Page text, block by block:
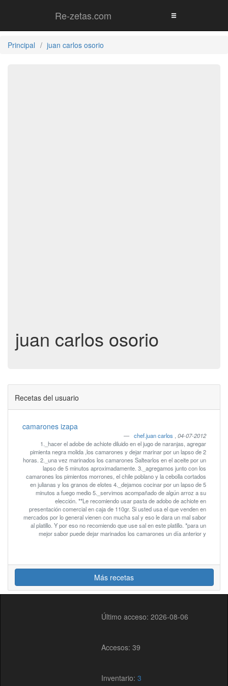
Re-zetas.com
Principal juan carlos osorio
juan carlos osorio
Recetas del usuario
camarones izapa
chef.juan carlos
04-07-2012
1._hacer el adobe de achiote diluido en el jugo de naranjas, agregar
pimienta negra molida ,los camarones y dejar marinar por un lapso de 2
horas. 2._una vez marinados los camarones Saltearlos en el aceite por un
lapso de 5 minutos aproximadamente. 3._agregamos junto con los
camarones los pimientos morrones, el chile poblano y la cebolla cortados
en julianas y los granos de elotes 4._dejamos cocinar por un lapso de 5
minutos a fuego medio 5._servimos acompañado de algún arroz a su
elección. **Le recomiendo usar pasta de adobo de achiote en
presentación comercial en caja de 110gr. Si usted usa el que venden en
mercados por lo general vienen con mucha sal y eso le dara un mal sabor
al platillo. Y por eso no recomiendo que use sal en este platillo. *para un
mejor sabor puede dejar marinados los camarones un día anterior y
Más recetas
Último acceso: 2026-08-06
Accesos: 39
Inventario:3